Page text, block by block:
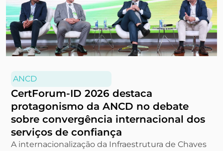
ANCD
CertForum-ID 2026 destaca
protagonismo da ANCD no debate
sobre convergência internacional dos
serviços de confiança
A internacionalização da Infraestrutura de Chaves